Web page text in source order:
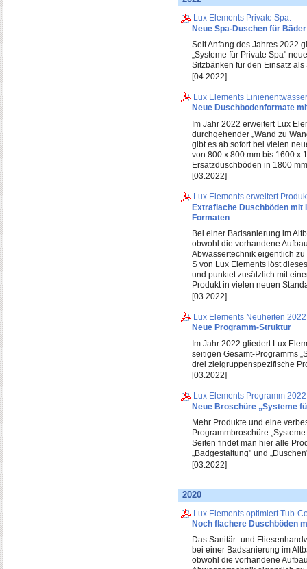
Lux Elements Private Spa:
Neue Spa-Duschen für
Seit Anfang des Jahres 2022
„Systeme für Private Spa"
Sitzbänken für den Einsatz
[04.2022]
Lux Elements
Neue Duschbodenformate
Im Jahr 2022 erweitert Lux
durchgehender „Wand zu
gibt es ab sofort bei vielen
von 800 x 800 mm bis 1600 x
Ersatzduschböden in 1800
[03.2022]
Lux Elements erweitert
Extraflache Duschböden
Formaten
Bei einer Badsanierung im
obwohl die vorhandene
Abwassertechnik eigentlich
S von Lux Elements löst
und punktet zusätzlich mit
Produkt in vielen neuen
[03.2022]
Lux Elements Neuheiten
Neue Programm-Struktur
Im Jahr 2022 gliedert Lux
seitigen Gesamt-Programms
drei zielgruppenspezifische
[03.2022]
Lux Elements Programm 2022
Neue Broschüre „Systeme
Mehr Produkte und eine
Programmbroschüre
Seiten findet man hier alle
„Badgestaltung" und
[03.2022]
2020
Lux Elements optimiert Tub-
Noch flachere Duschböden
Das Sanitär- und
bei einer Badsanierung im
obwohl die vorhandene